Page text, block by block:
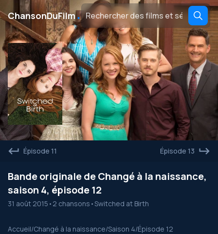
ChansonDuFilm․
Épisode 11 Épisode 13
Bande originale de Changé à la naissance,
saison 4, épisode 12
31 août 2015 • 2 chansons •Switched at Birth
Accueil/Changé à la naissance/Saison 4/Épisode 12